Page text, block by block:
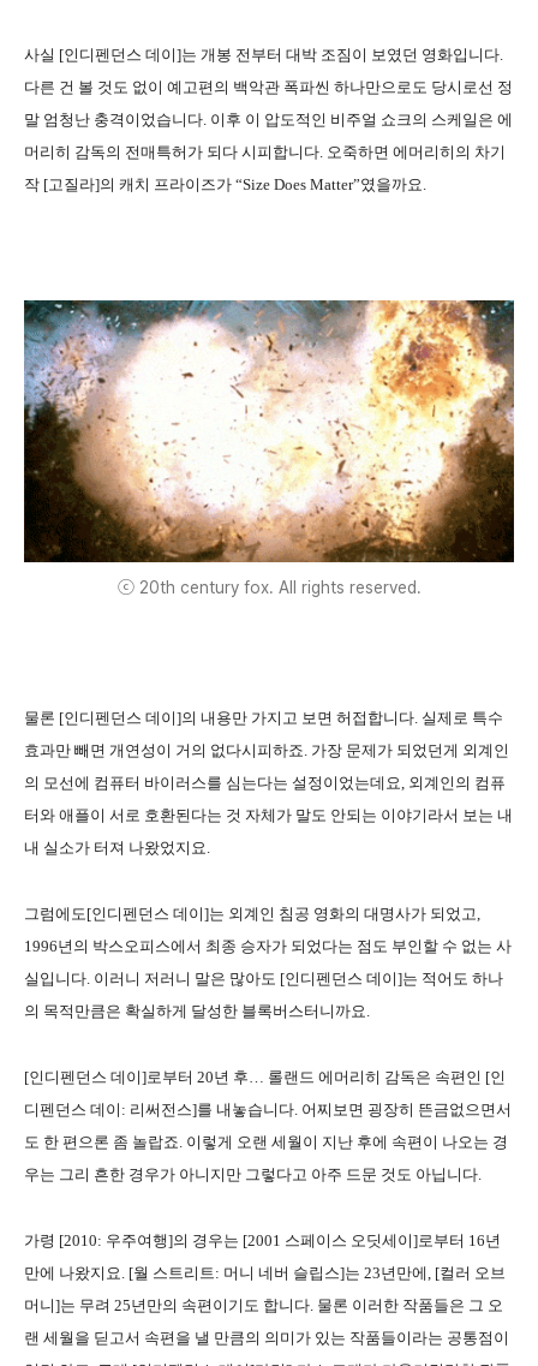
사실 [인디펜던스 데이]는 개봉 전부터 대박 조짐이 보였던 영화입니다.
다른 건 볼 것도 없이 예고편의 백악관 폭파씬 하나만으로도 당시로선 정
말 엄청난 충격이었습니다. 이후 이 압도적인 비주얼 쇼크의 스케일은 에
머리히 감독의 전매특허가 되다 시피합니다. 오죽하면 에머리히의 차기
작 [고질라]의 캐치 프라이즈가 “Size Does Matter”였을까요.
ⓒ 20th century fox. All rights reserved.
물론 [인디펜던스 데이]의 내용만 가지고 보면 허접합니다. 실제로 특수
효과만 빼면 개연성이 거의 없다시피하죠. 가장 문제가 되었던게 외계인
의 모선에 컴퓨터 바이러스를 심는다는 설정이었는데요, 외계인의 컴퓨
터와 애플이 서로 호환된다는 것 자체가 말도 안되는 이야기라서 보는 내
내 실소가 터져 나왔었지요.
그럼에도[인디펜던스 데이]는 외계인 침공 영화의 대명사가 되었고,
1996년의 박스오피스에서 최종 승자가 되었다는 점도 부인할 수 없는 사
실입니다. 이러니 저러니 말은 많아도 [인디펜던스 데이]는 적어도 하나
의 목적만큼은 확실하게 달성한 블록버스터니까요.
[인디펜던스 데이]로부터 20년 후… 롤랜드 에머리히 감독은 속편인 [인
디펜던스 데이: 리써전스]를 내놓습니다. 어찌보면 굉장히 뜬금없으면서
도 한 편으론 좀 놀랍죠. 이렇게 오랜 세월이 지난 후에 속편이 나오는 경
우는 그리 흔한 경우가 아니지만 그렇다고 아주 드문 것도 아닙니다.
가령 [2010: 우주여행]의 경우는 [2001 스페이스 오딧세이]로부터 16년
만에 나왔지요. [월 스트리트: 머니 네버 슬립스]는 23년만에, [컬러 오브
머니]는 무려 25년만의 속편이기도 합니다. 물론 이러한 작품들은 그 오
랜 세월을 딛고서 속편을 낼 만큼의 의미가 있는 작품들이라는 공통점이